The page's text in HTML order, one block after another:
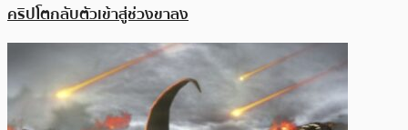
คริปโตกลับตัวเข้าสู่ช่วงขาลง